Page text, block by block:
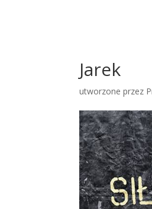
Jarek
utworzone przez